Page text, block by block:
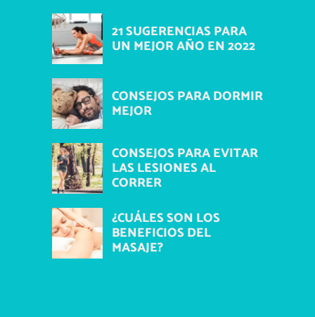
21 SUGERENCIAS PARA
UN MEJOR AÑO EN 2022
CONSEJOS PARA DORMIR
MEJOR
CONSEJOS PARA EVITAR
LAS LESIONES AL
CORRER
¿CUÁLES SON LOS
BENEFICIOS DEL
MASAJE?